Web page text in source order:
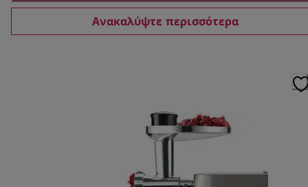
Ανακαλύψτε περισσότερα